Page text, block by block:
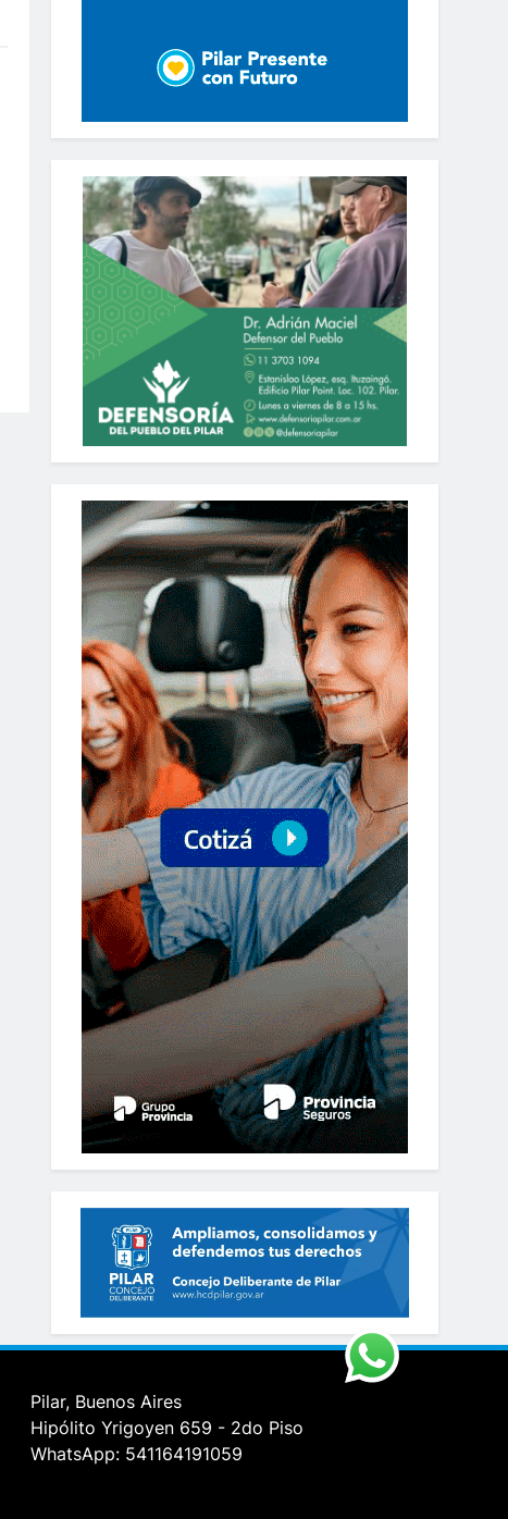
Pilar, Buenos Aires
Hipólito Yrigoyen 659 - 2do Piso
WhatsApp: 541164191059